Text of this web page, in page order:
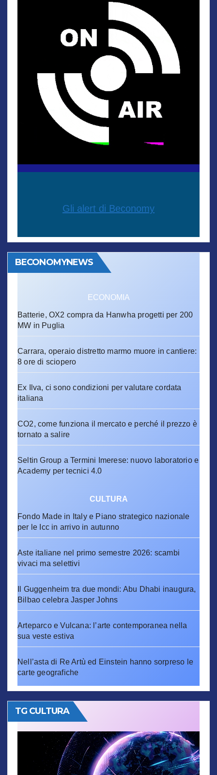
Gli alert di Beconomy
BECONOMYNEWS
ECONOMIA
Batterie, OX2 compra da Hanwha progetti per 200
MW in Puglia
Carrara, operaio distretto marmo muore in cantiere:
8 ore di sciopero
Ex Ilva, ci sono condizioni per valutare cordata
italiana
CO2, come funziona il mercato e perché il prezzo è
tornato a salire
Seltin Group a Termini Imerese: nuovo laboratorio e
Academy per tecnici 4.0
CULTURA
Fondo Made in Italy e Piano strategico nazionale
per le Icc in arrivo in autunno
Aste italiane nel primo semestre 2026: scambi
vivaci ma selettivi
Il Guggenheim tra due mondi: Abu Dhabi inaugura,
Bilbao celebra Jasper Johns
Arteparco e Vulcana: l’arte contemporanea nella
sua veste estiva
Nell’asta di Re Artù ed Einstein hanno sorpreso le
carte geografiche
TG CULTURA